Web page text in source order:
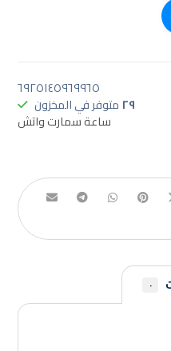
٦٩٢٥١٤٥٩٦٩٩٦٥
٢٩ متوفر في المخزون
ساعة سمارت واتش
٠